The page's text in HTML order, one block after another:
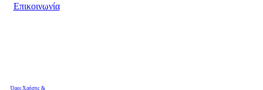
Επικοινωνία
Όροι Χρήσης &